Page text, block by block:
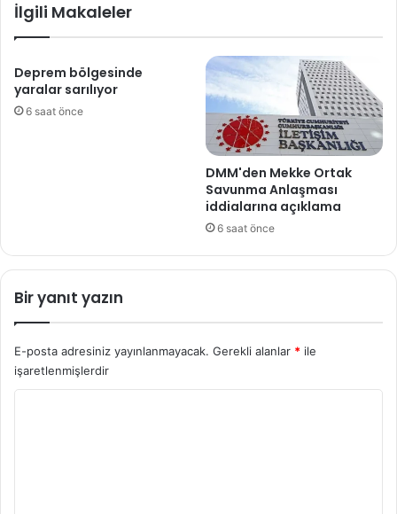
İlgili Makaleler
Deprem bölgesinde
yaralar sarılıyor
6 saat önce
DMM'den Mekke Ortak
Savunma Anlaşması
iddialarına açıklama
6 saat önce
Bir yanıt yazın
E-posta adresiniz yayınlanmayacak. Gerekli alanlar * ile
işaretlenmişlerdir